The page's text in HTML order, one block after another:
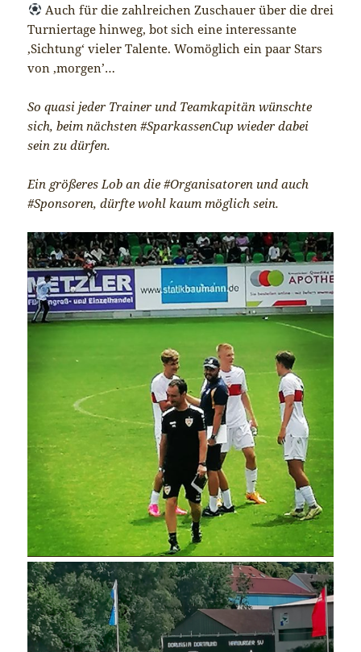
Auch für die zahlreichen Zuschauer über die drei
Turniertage hinweg, bot sich eine interessante
‚Sichtung‘ vieler Talente. Womöglich ein paar Stars
von ‚morgen’…
So quasi jeder Trainer und Teamkapitän wünschte
sich, beim nächsten #SparkassenCup wieder dabei
sein zu dürfen.
Ein größeres Lob an die #Organisatoren und auch
#Sponsoren, dürfte wohl kaum möglich sein.